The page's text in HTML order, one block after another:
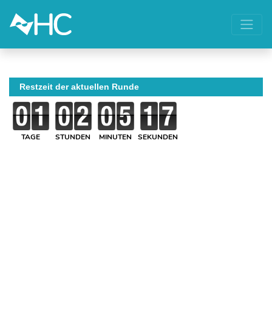
Restzeit der aktuellen Runde
TAGE STUNDEN MINUTEN SEKUNDEN